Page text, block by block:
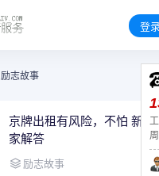
登
励志故事
京牌出租有风险，不怕 新途
家解答
励志故事